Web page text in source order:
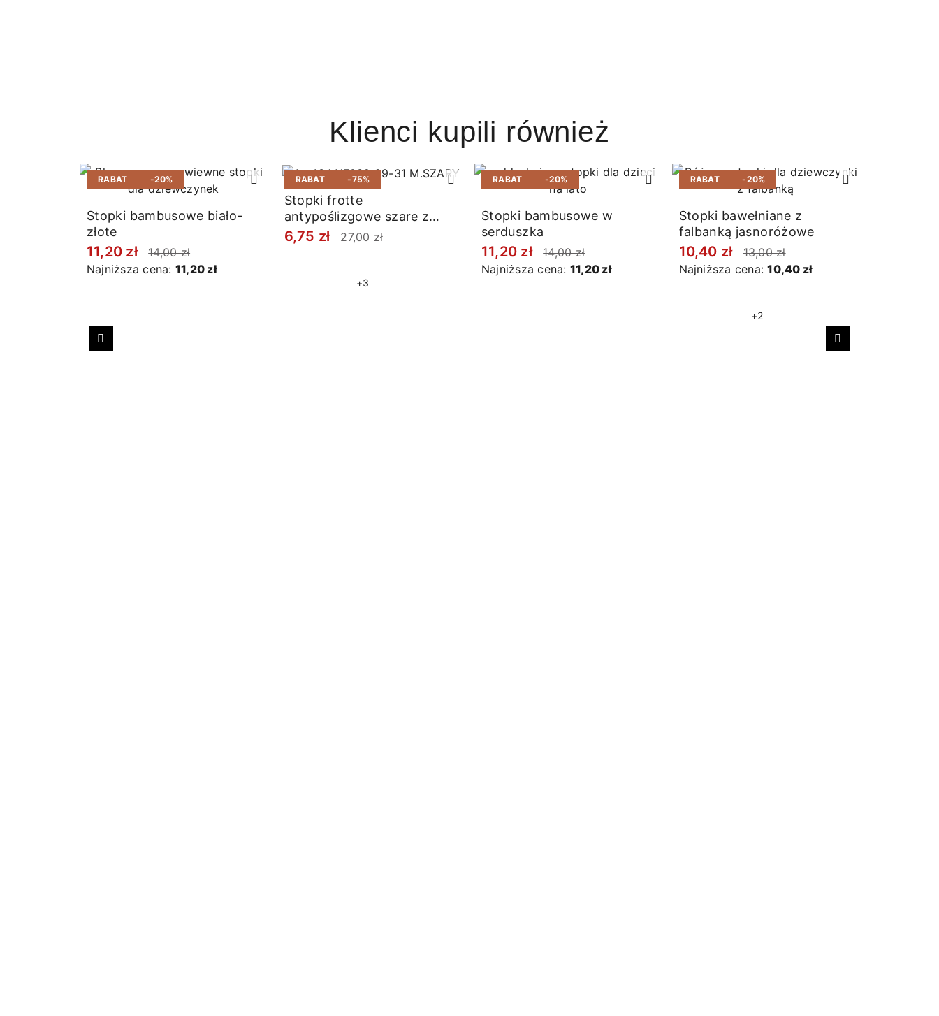
Klienci kupili również
RABAT -20%
Stopki bambusowe biało-
złote
11,20 zł
14,00 zł
Najniższa cena: 11,20 zł
RABAT -75%
Stopki frotte
antypoślizgowe szare z
choinką
6,75 zł 27,00 zł
+3
RABAT -20%
Stopki bambusowe w
serduszka
11,20 zł
14,00 zł
Najniższa cena: 11,20 zł
RABAT -20%
Stopki bawełniane z
falbanką jasnoróżowe
10,40 zł
13,00 zł
Najniższa cena:10,40 zł
+2
Poprzedni Następny